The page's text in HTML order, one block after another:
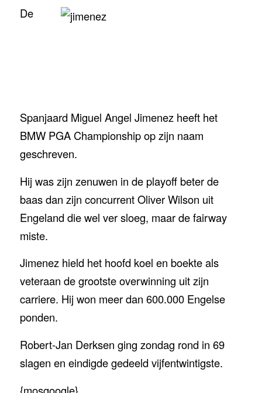
De
Spanjaard Miguel Angel Jimenez heeft het
BMW PGA Championship op zijn naam
geschreven.
Hij was zijn zenuwen in de playoff beter de
baas dan zijn concurrent Oliver Wilson uit
Engeland die wel ver sloeg, maar de fairway
miste.
Jimenez hield het hoofd koel en boekte als
veteraan de grootste overwinning uit zijn
carriere. Hij won meer dan 600.000 Engelse
ponden.
Robert-Jan Derksen ging zondag rond in 69
slagen en eindigde gedeeld vijfentwintigste.
{mosgoogle}